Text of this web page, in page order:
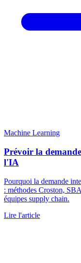
Machine Learning
Prévoir la
l'IA
Pourquoi la demande
: méthodes Croston,
équipes supply chain.
Lire l'article